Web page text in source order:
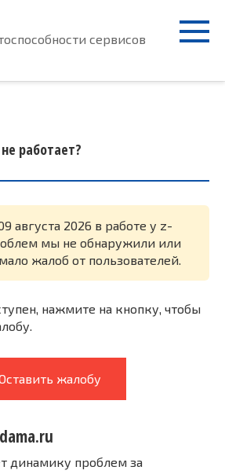
сервисов
работает?
августа 2026 в работе у z-
мы не обнаружили или
жалоб от пользователей.
нажмите на кнопку, чтобы
жалобу
динамику проблем за